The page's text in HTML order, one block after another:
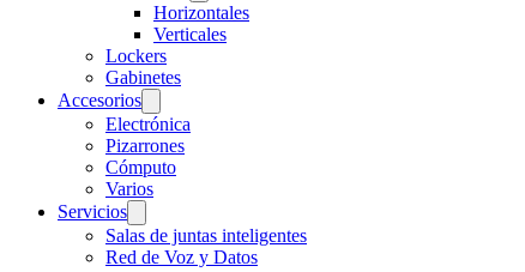
Horizontales
Verticales
Lockers
Gabinetes
Accesorios
Electrónica
Pizarrones
Cómputo
Varios
Servicios
Salas de juntas inteligentes
Red de Voz y Datos